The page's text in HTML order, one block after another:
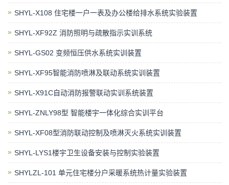
SHYL-X108 住宅楼一户一表及办公楼给排水系统实验装置
SHYL-XF92Z 消防照明与疏散指示实训系统
SHYL-GS02 变频恒压供水系统实训装置
SHYL-XF95智能消防喷淋及联动系统实训装置
SHYL-X91C自动消防报警联动实训系统装置
SHYL-ZNLY98型 智能楼宇一体化综合实训平台
SHYL-XF08型消防联动控制及喷淋灭火系统实训装置
SHYL-LYS1楼宇卫生设备安装与控制实验装置
SHYLZL-101 单元住宅楼分户采暖系统热计量实验装置